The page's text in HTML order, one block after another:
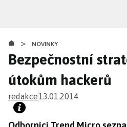
obsahu
> NOVINKY
Bezpečnostní
útokům hackerů
redakce13.01.2014